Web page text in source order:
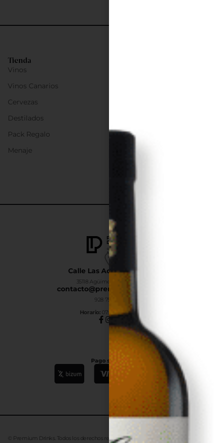
Calle Las Adelfas Nº6-B
35118 Agüimes, Las Palmas
contacto@premiumdrinks.es
928 754 363
Horario: 07:00h a 15:00h
Pago seguro
Tienda
Vinos
Vinos Canarios
Cervezas
Destilados
Pack Regalo
Menaje
© Premium Drinks. Todos los derechos reservados. Desarrollado Advanze